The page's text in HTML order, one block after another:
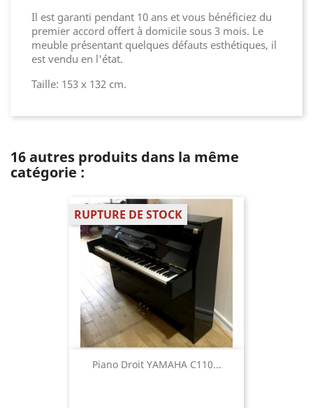
Il est garanti pendant 10 ans et vous bénéficiez du
premier accord offert à domicile sous 3 mois. Le
meuble présentant quelques défauts esthétiques, il
est vendu en l'état.
Taille: 153 x 132 cm.
16 autres produits dans la même
catégorie :
Piano Droit YAMAHA C110...
RUPTURE DE STOCK